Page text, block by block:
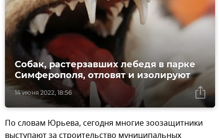
14 июня 2022, 18:56
Собак, растерзавших лебедя в парке
Симферополя, отловят и изолируют
По словам Юрьева, сегодня многие зоозащитники
выступают за строительство муниципальных